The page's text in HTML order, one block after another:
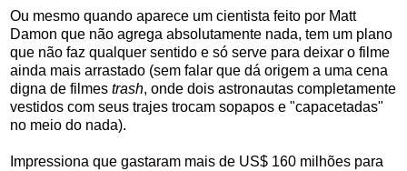
Ou mesmo quando aparece um cientista feito por Matt
Damon que não agrega absolutamente nada, tem um plano
que não faz qualquer sentido e só serve para deixar o filme
ainda mais arrastado (sem falar que dá origem a uma cena
digna de filmes trash, onde dois astronautas completamente
vestidos com seus trajes trocam sopapos e "capacetadas"
no meio do nada).
Impressiona que gastaram mais de US$ 160 milhões para